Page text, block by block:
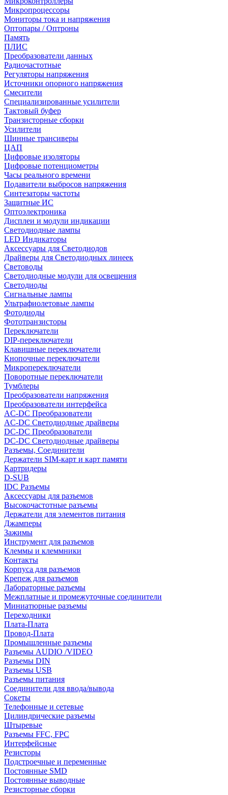
Микропроцессоры
Мониторы тока и напряжения
Оптопары / Оптроны
Память
ПЛИС
Преобразователи данных
Радиочастотные
Регуляторы напряжения
Источники опорного напряжения
Смесители
Специализированные усилители
Тактовый буфер
Транзисторные сборки
Усилители
Шинные трансиверы
ЦАП
Цифровые изоляторы
Цифровые потенциометры
Часы реального времени
Подавители выбросов напряжения
Синтезаторы частоты
Защитные ИС
Оптоэлектроника
Дисплеи и модули индикации
Светодиодные лампы
LED Индикаторы
Аксессуары для Светодиодов
Драйверы для Светодиодных линеек
Световоды
Светодиодные модули для освещения
Светодиоды
Сигнальные лампы
Ультрафиолетовые лампы
Фотодиоды
Фототранзисторы
Переключатели
DIP-переключатели
Клавишные переключатели
Кнопочные переключатели
Микропереключатели
Поворотные переключатели
Тумблеры
Преобразователи напряжения
Преобразователи интерфейса
AC-DC Преобразователи
AC-DC Светодиодные драйверы
DC-DC Преобразователи
DC-DC Светодиодные драйверы
Разъемы, Соединители
Держатели SIM-карт и карт памяти
Картридеры
D-SUB
IDC Разъемы
Аксессуары для разъемов
Высокочастотные разъемы
Держатели для элементов питания
Джамперы
Зажимы
Инструмент для разъемов
Клеммы и клеммники
Контакты
Корпуса для разъемов
Крепеж для разъемов
Лабораторные разъемы
Межплатные и промежуточные соединители
Миниатюрные разъемы
Переходники
Плата-Плата
Провод-Плата
Промышленные разъемы
Разъемы AUDIO /VIDEO
Разъемы DIN
Разъемы USB
Разъемы питания
Соединители для ввода/вывода
Сокеты
Телефонные и сетевые
Цилиндрические разъемы
Штыревые
Разъемы FFC, FPC
Интерфейсные
Резисторы
Подстроечные и переменные
Постоянные SMD
Постоянные выводные
Резисторные сборки